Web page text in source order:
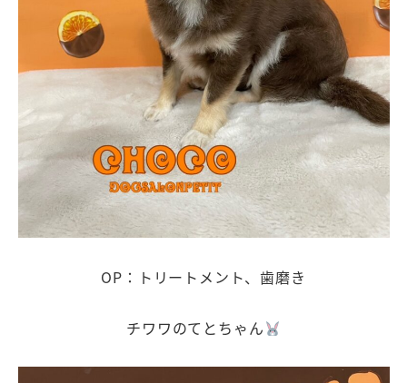
OP：トリートメント、歯磨き
チワワのてとちゃん